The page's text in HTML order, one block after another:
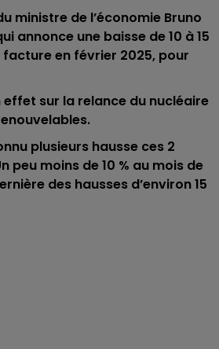
ministre de l’économie Bruno
annonce une baisse de 10 à 15
en février 2025, pour
effet sur la relance du nucléaire
plusieurs hausse ces 2
peu moins de 10 % au mois de
des hausses d’environ 15